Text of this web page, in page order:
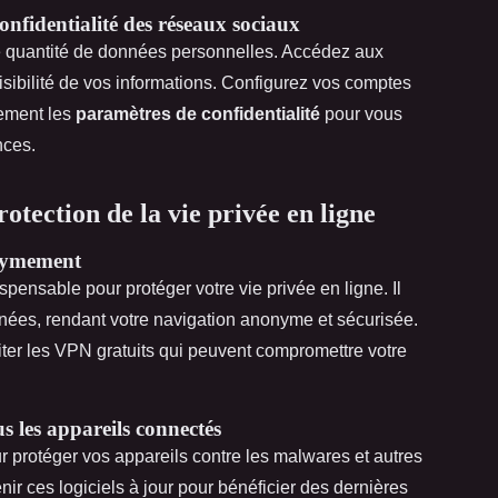
des réseaux sociaux
de données personnelles. Accédez aux
de vos informations. Configurez vos comptes
les paramètres de confidentialité pour vous
de la vie privée en ligne
pour protéger votre vie privée en ligne. Il
rendant votre navigation anonyme et sécurisée.
les VPN gratuits qui peuvent compromettre votre
les appareils connectés
protéger vos appareils contre les malwares et autres
ces logiciels à jour pour bénéficier des dernières